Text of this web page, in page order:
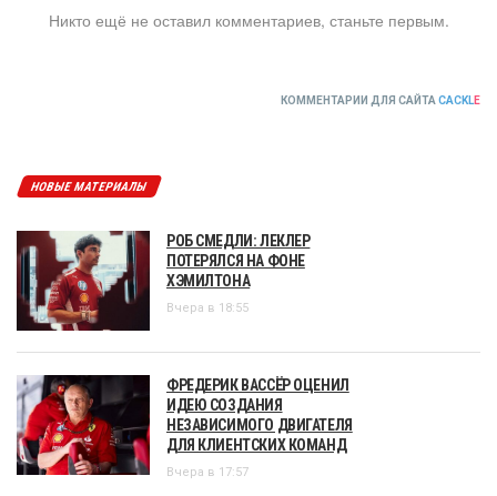
Никто ещё не оставил комментариев, станьте первым.
КОММЕНТАРИИ ДЛЯ САЙТА CACKLE
НОВЫЕ МАТЕРИАЛЫ
РОБ СМЕДЛИ: ЛЕКЛЕР
ПОТЕРЯЛСЯ НА ФОНЕ
ХЭМИЛТОНА
Вчера в 18:55
ФРЕДЕРИК ВАССЁР ОЦЕНИЛ
ИДЕЮ СОЗДАНИЯ
НЕЗАВИСИМОГО ДВИГАТЕЛЯ
ДЛЯ КЛИЕНТСКИХ КОМАНД
Вчера в 17:57